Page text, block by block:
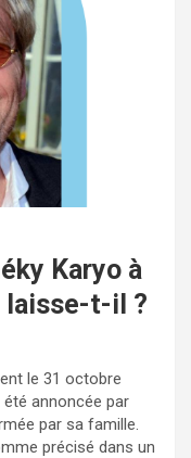
Karyo à
laisse-t-il ?
le 31 octobre
été annoncée par
par sa famille.
précisé dans un